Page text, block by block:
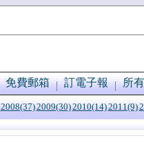
免費郵箱 訂電子報 所
2008(37)2009(30)2010(14)2011(9)